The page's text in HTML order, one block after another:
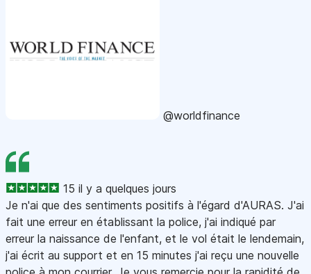
@worldfinance
15 il y a quelques jours
Je n'ai que des sentiments positifs à l'égard d'AURAS. J'ai
fait une erreur en établissant la police, j'ai indiqué par
erreur la naissance de l'enfant, et le vol était le lendemain,
j'ai écrit au support et en 15 minutes j'ai reçu une nouvelle